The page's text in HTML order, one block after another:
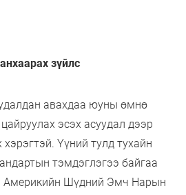
зүйлс
авахдаа юуны өмнө
эсэх асуудал дээр
Үүний тулд тухайн
тэмдэглэгээ байгаа
Америкийн Шүдний Эмч Нарын